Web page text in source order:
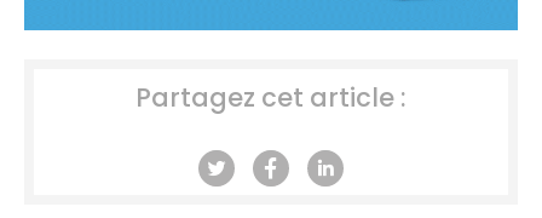
Partagez cet article :